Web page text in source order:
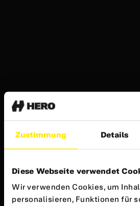
Zustimmung Details
Diese Webseite verwendet
Wir verwenden Cookies, um
personalisieren, Funktionen für